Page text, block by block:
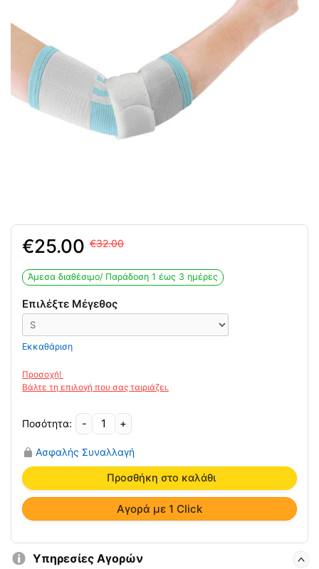
32.00
was:
32.00€.
25.00
τιμή
είναι:
Άμεσα διαθέσιμο/ Παράδoση 1 έως 3 ημέρες
Επιλέξτε Μέγεθος
Εκκαθάριση
Αγορά με 1 Click
-
Ελαστική
Αγκωνίδα
Με
Πίεστρο
Σιλικόνης
VITA
03-
2-
054
+
Ασφαλής Συναλλαγή
Προσθήκη στο καλάθι
Υπηρεσίες Αγορών